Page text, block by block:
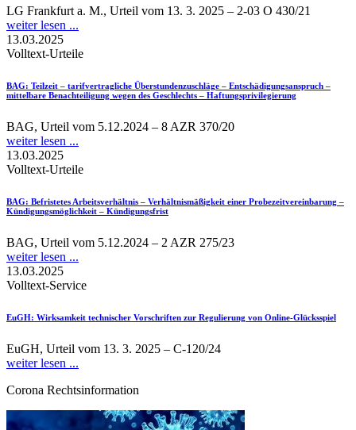
LG Frankfurt a. M., Urteil vom 13. 3. 2025 – 2-03 O 430/21
weiter lesen ...
13.03.2025
Volltext-Urteile
BAG: Teilzeit – tarifvertragliche Überstundenzuschläge – Entschädigungsanspruch –
mittelbare Benachteiligung wegen des Geschlechts – Haftungsprivilegierung
BAG, Urteil vom 5.12.2024 – 8 AZR 370/20
weiter lesen ...
13.03.2025
Volltext-Urteile
BAG: Befristetes Arbeitsverhältnis – Verhältnismäßigkeit einer Probezeitvereinbarung –
Kündigungsmöglichkeit – Kündigungsfrist
BAG, Urteil vom 5.12.2024 – 2 AZR 275/23
weiter lesen ...
13.03.2025
Volltext-Service
EuGH: Wirksamkeit technischer Vorschriften zur Regulierung von Online-Glücksspiel
EuGH, Urteil vom 13. 3. 2025 – C-120/24
weiter lesen ...
Corona Rechtsinformation